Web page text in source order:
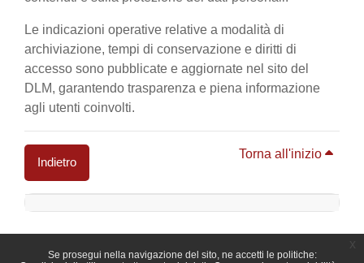
Se prosegui nella navigazione del sito, ne accetti le politiche:
Le indicazioni operative relative a modalità di
archiviazione, tempi di conservazione e diritti di
accesso sono pubblicate e aggiornate nel sito del
DLM, garantendo trasparenza e piena informazione
agli utenti coinvolti.
Indietro
Torna all'inizio
Blocchi